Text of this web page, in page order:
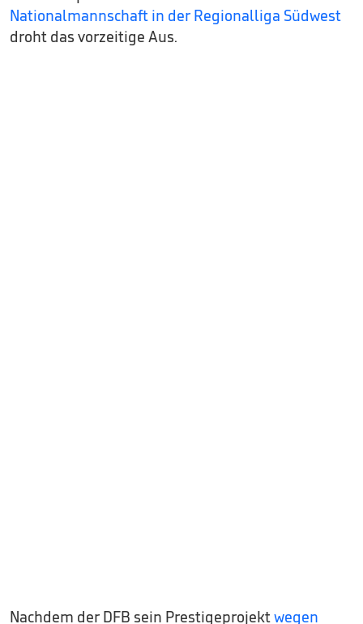
Nationalmannschaft in der Regionalliga Südwest
droht das vorzeitige Aus.
Nachdem der DFB sein Prestigeprojektwegen